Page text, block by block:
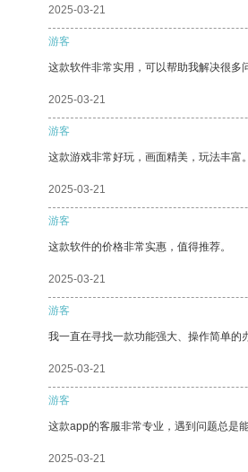
2025-03-21
游客
这款软件非常实用，可以帮助我解决很多
2025-03-21
游客
这款游戏非常好玩，画面精美，玩法丰富
2025-03-21
游客
这款软件的价格非常实惠，值得推荐。
2025-03-21
游客
我一直在寻找一款功能强大、操作简单的
2025-03-21
游客
这款app的客服非常专业，遇到问题总是
2025-03-21